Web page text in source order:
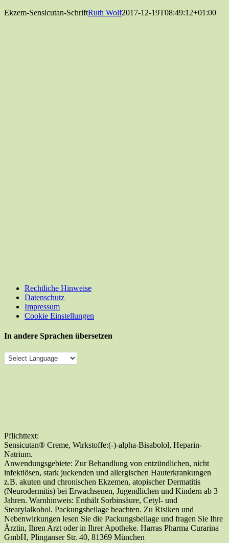
Ekzem-Sensicutan-SchriftRuth Wolf2017-12-19T08:49:12+01:00
Rechtliche Hinweise
Datenschutz
Impressum
Cookie Einstellungen
In andere Sprachen übersetzen
Pflichttext:
Sensicutan® Creme, Wirkstoffe:(-)-alpha-Bisabolol, Heparin-
Natrium.
Anwendungsgebiete: Zur Behandlung von entzündlichen, nicht
infektiösen, stark juckenden und allergischen Hauterkrankungen
z.B. akuten und chronischen Ekzemen, atopischer Dermatitis
(Neurodermitis) bei Erwachsenen, Jugendlichen und Kindern ab 3
Jahren. Warnhinweis: Enthält Sorbinsäure, Cetyl- und
Stearylalkohol. Packungsbeilage beachten. Zu Risiken und
Nebenwirkungen lesen Sie die Packungsbeilage und fragen Sie Ihre
Ärztin, Ihren Arzt oder in Ihrer Apotheke. Harras Pharma Curarina
GmbH, Plinganser Str. 40, 81369 München